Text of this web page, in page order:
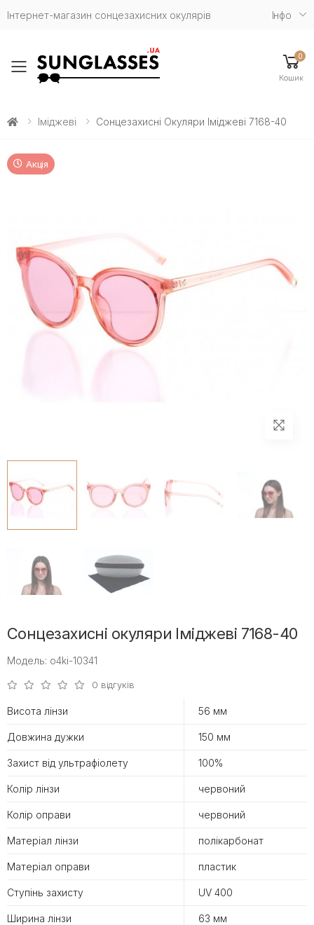
Інтернет-магазин сонцезахисних окулярів Iнфо
Toggle mobile menu
0
Кошик
Іміджеві Сонцезахисні Окуляри Іміджеві 7168-40
Акція
Сонцезахисні окуляри Іміджеві 7168-40
Модель: o4ki-10341
0 відгуків
Висота лінзи 56 мм
Довжина дужки 150 мм
Захист від ультрафіолету 100%
Колір лінзи червоний
Колір оправи червоний
Матеріал лінзи полікарбонат
Матеріал оправи пластик
Ступінь захисту UV 400
Ширина лінзи 63 мм